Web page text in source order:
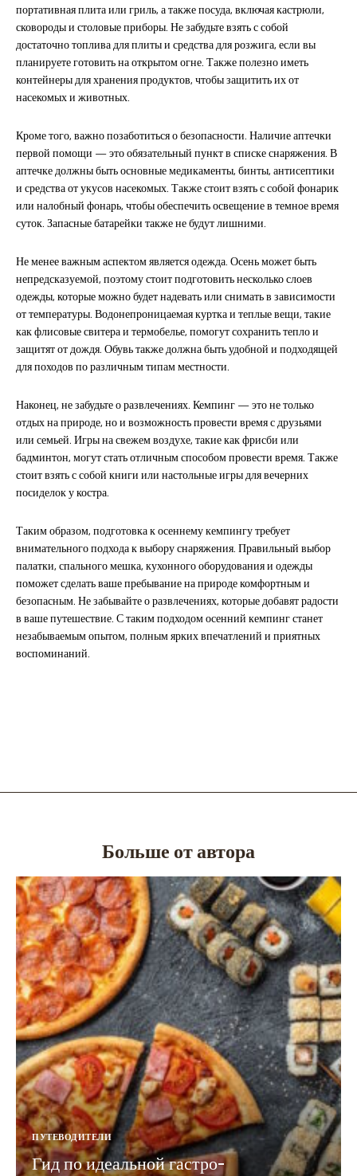
портативная плита или гриль, а также посуда, включая кастрюли,
сковороды и столовые приборы. Не забудьте взять с собой
достаточно топлива для плиты и средства для розжига, если вы
планируете готовить на открытом огне. Также полезно иметь
контейнеры для хранения продуктов, чтобы защитить их от
насекомых и животных.
Кроме того, важно позаботиться о безопасности. Наличие аптечки
первой помощи — это обязательный пункт в списке снаряжения. В
аптечке должны быть основные медикаменты, бинты, антисептики
и средства от укусов насекомых. Также стоит взять с собой фонарик
или налобный фонарь, чтобы обеспечить освещение в темное время
суток. Запасные батарейки также не будут лишними.
Не менее важным аспектом является одежда. Осень может быть
непредсказуемой, поэтому стоит подготовить несколько слоев
одежды, которые можно будет надевать или снимать в зависимости
от температуры. Водонепроницаемая куртка и теплые вещи, такие
как флисовые свитера и термобелье, помогут сохранить тепло и
защитят от дождя. Обувь также должна быть удобной и подходящей
для походов по различным типам местности.
Наконец, не забудьте о развлечениях. Кемпинг — это не только
отдых на природе, но и возможность провести время с друзьями
или семьей. Игры на свежем воздухе, такие как фрисби или
бадминтон, могут стать отличным способом провести время. Также
стоит взять с собой книги или настольные игры для вечерних
посиделок у костра.
Таким образом, подготовка к осеннему кемпингу требует
внимательного подхода к выбору снаряжения. Правильный выбор
палатки, спального мешка, кухонного оборудования и одежды
поможет сделать ваше пребывание на природе комфортным и
безопасным. Не забывайте о развлечениях, которые добавят радости
в ваше путешествие. С таким подходом осенний кемпинг станет
незабываемым опытом, полным ярких впечатлений и приятных
воспоминаний.
Больше от автора
ПУТЕВОДИТЕЛИ
Гид по идеальной гастро-